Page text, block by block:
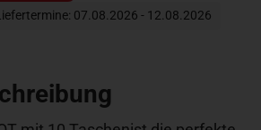
07.08.2026 - 12.08.2026